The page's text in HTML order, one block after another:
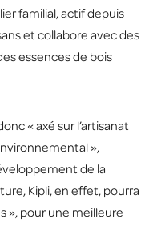
familial, actif depuis
et collabore avec des
essences de bois
« axé sur l’artisanat
»,
de la
Kipli, en effet, pourra
», pour une meilleure